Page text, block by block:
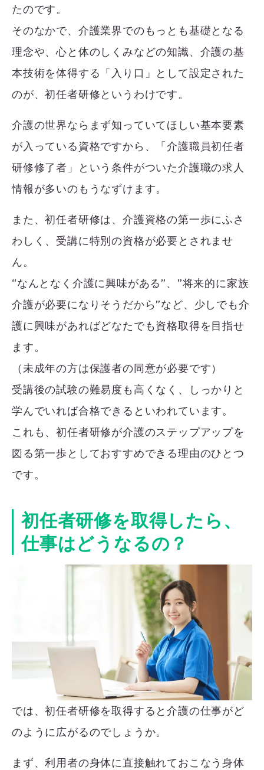
たのです。
そのなかで、介護業界でのもっとも基礎となる
理念や、心と体のしくみなどの知識、介護の基
本技術を体得する「入り口」として設定された
のが、初任者研修というわけです。
介護の世界ならまず知っていてほしい基本要素
が入っている資格ですから、「介護職員初任者
研修修了者」という条件がついた介護職の求人
情報が多いのもうなずけます。
また、初任者研修は、介護資格の第一歩にふさ
わしく、受講に特別の資格が必要とされませ
ん。
“なんとなく介護に興味がある”、”将来的に家族
介護が必要になりそうだから”など、少しでも介
護に興味があればどなたでも資格取得を目指せ
ます。
（未成年の方は保護者の同意が必要です）
受講後の試験の難易度も高くなく、しっかりと
学んでいれば合格できるといわれています。
これも、初任者研修が介護のステップアップを
図る第一歩としておすすめできる理由のひとつ
です。
初任者研修を取得したら、
仕事はどうなるの？
では、初任者研修を取得すると介護の仕事がど
のように広がるのでしょうか。
まず、利用者の身体に直接触れておこなう身体